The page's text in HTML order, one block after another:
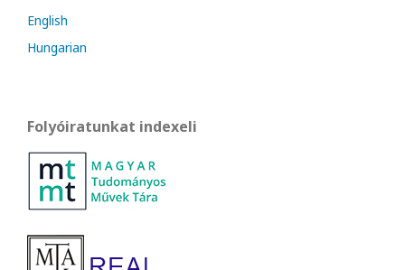
English
Hungarian
Folyóiratunkat indexeli